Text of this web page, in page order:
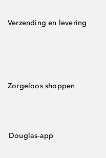
Verzending en levering
Zorgeloos shoppen
Douglas-app